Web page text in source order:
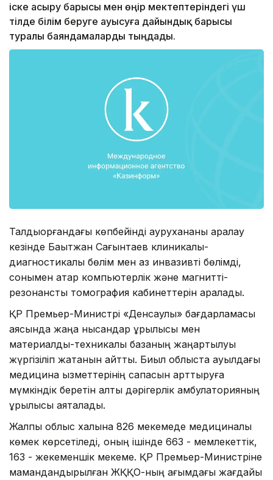
іске асыру барысы мен өңір мектептеріндегі үш
тілде білім беруге ауысуға дайындық барысы
туралы баяндамаларды тыңдады.
Талдықорғандағы көпбейінді аурухананы аралау
кезінде Бақытжан Сағынтаев клиникалық-
диагностикалық бөлім мен аз инвазивті бөлімді,
сонымен қатар компьютерлік және магнитті-
резонансты томография кабинеттерін аралады.
ҚР Премьер-Министрі «Денсаулық» бағдарламасы
аясында жаңа нысандар құрылысы мен
материалдық-техникалық базаның жаңартылуы
жүргізіліп жатқанын айтты. Биыл облыста ауылдағы
медицина қызметтерінің сапасын арттыруға
мүмкіндік беретін алты дәрігерлік амбулаторияның
құрылысы аяқталады.
Жалпы облыс халқына 826 мекемеде медициналық
көмек көрсетіледі, оның ішінде 663 - мемлекеттік,
163 - жекеменшік мекеме. ҚР Премьер-Министріне
мамандандырылған ЖҚҚО-ның ағымдағы жағдайы